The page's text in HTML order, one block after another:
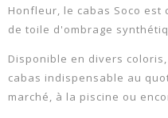
Honfleur, le cabas Soco
de toile d'ombrage
Disponible en divers
cabas indispensable au
marché, à la piscine ou